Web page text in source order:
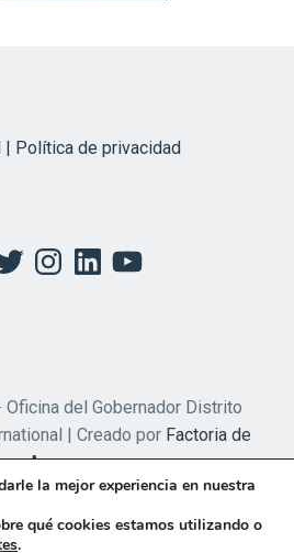
| Política de privacidad
InstagramLinkedInYouTube
del Gobernador Distrito
| Creado por Factoria de
Apps
la mejor experiencia en nuestra
qué cookies estamos utilizando o
.